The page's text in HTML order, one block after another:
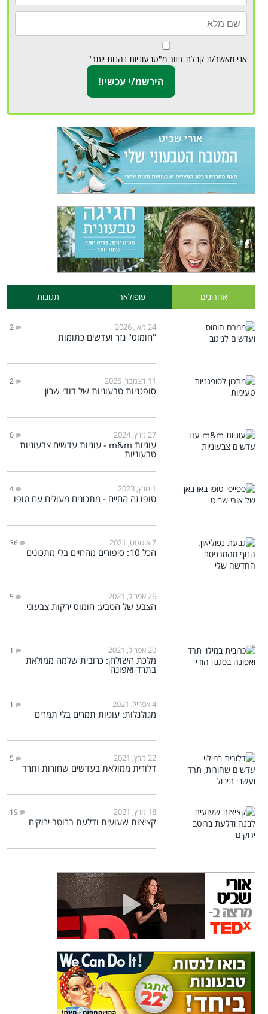
אני מאשר/ת קבלת דיוור מ"טבעוניות נהנות יותר"
אחרונים פופולארי תגובות
24 מאי, 2026 2
"חומוס" גזר ועדשים כתומות
11 דצמבר, 2025 2
סופגניות טבעוניות של דודי שרון
27 מרץ, 2024 0
עוגיות m&m - עוגיות עדשים צבעוניות
טבעוניות
1 מרץ, 2023 4
טופו זה החיים - מתכונים מעולים עם טופו
7 אוגוסט, 2021 36
הכל 10: סיפורים מהחיים בלי מתכונים
26 אפריל, 2021 5
הצבע של הטבע: חומוס ירקות צבעוני
20 אפריל, 2021 1
מלכת השולחן: כרובית שלמה ממולאת
בתרד ואפונה
4 אפריל, 2021 1
מגולגלות: עוגיות תמרים בלי תמרים
22 מרץ, 2021 5
דלורית ממולאת בעדשים שחורות ותרד
18 מרץ, 2021 19
קציצות שעועית ודלעת ברוטב ירוקים